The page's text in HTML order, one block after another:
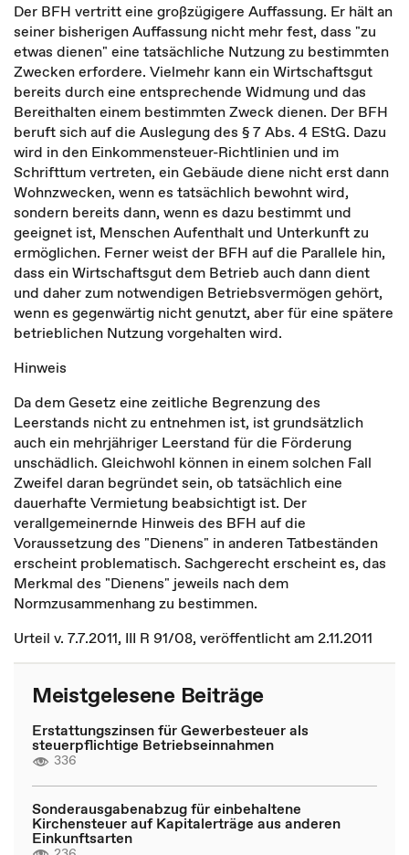
Der BFH vertritt eine großzügigere Auffassung. Er hält an
seiner bisherigen Auffassung nicht mehr fest, dass "zu
etwas dienen" eine tatsächliche Nutzung zu bestimmten
Zwecken erfordere. Vielmehr kann ein Wirtschaftsgut
bereits durch eine entsprechende Widmung und das
Bereithalten einem bestimmten Zweck dienen. Der BFH
beruft sich auf die Auslegung des § 7 Abs. 4 EStG. Dazu
wird in den Einkommensteuer-Richtlinien und im
Schrifttum vertreten, ein Gebäude diene nicht erst dann
Wohnzwecken, wenn es tatsächlich bewohnt wird,
sondern bereits dann, wenn es dazu bestimmt und
geeignet ist, Menschen Aufenthalt und Unterkunft zu
ermöglichen. Ferner weist der BFH auf die Parallele hin,
dass ein Wirtschaftsgut dem Betrieb auch dann dient
und daher zum notwendigen Betriebsvermögen gehört,
wenn es gegenwärtig nicht genutzt, aber für eine spätere
betrieblichen Nutzung vorgehalten wird.
Hinweis
Da dem Gesetz eine zeitliche Begrenzung des
Leerstands nicht zu entnehmen ist, ist grundsätzlich
auch ein mehrjähriger Leerstand für die Förderung
unschädlich. Gleichwohl können in einem solchen Fall
Zweifel daran begründet sein, ob tatsächlich eine
dauerhafte Vermietung beabsichtigt ist. Der
verallgemeinernde Hinweis des BFH auf die
Voraussetzung des "Dienens" in anderen Tatbeständen
erscheint problematisch. Sachgerecht erscheint es, das
Merkmal des "Dienens" jeweils nach dem
Normzusammenhang zu bestimmen.
Urteil v. 7.7.2011, III R 91/08, veröffentlicht am 2.11.2011
Meistgelesene Beiträge
Erstattungszinsen für Gewerbesteuer als
steuerpflichtige Betriebseinnahmen
336
Sonderausgabenabzug für einbehaltene
Kirchensteuer auf Kapitalerträge aus anderen
Einkunftsarten